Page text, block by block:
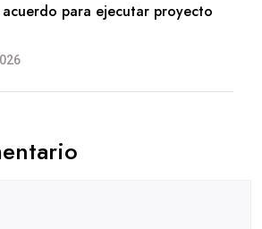
para ejecutar proyecto